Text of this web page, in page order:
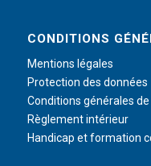
CONDITIONS
Mentions légales
Protection des données
Conditions générales
Règlement intérieur
Handicap et formation